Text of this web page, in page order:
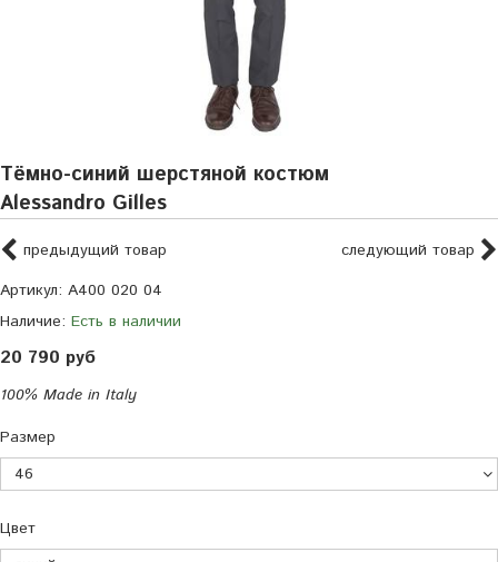
Тёмно-синий шерстяной костюм
Alessandro Gilles
предыдущий товар
следующий товар
Артикул: A400 020 04
Наличие: Есть в наличии
20 790 руб
100% Made in Italy
Размер
Цвет